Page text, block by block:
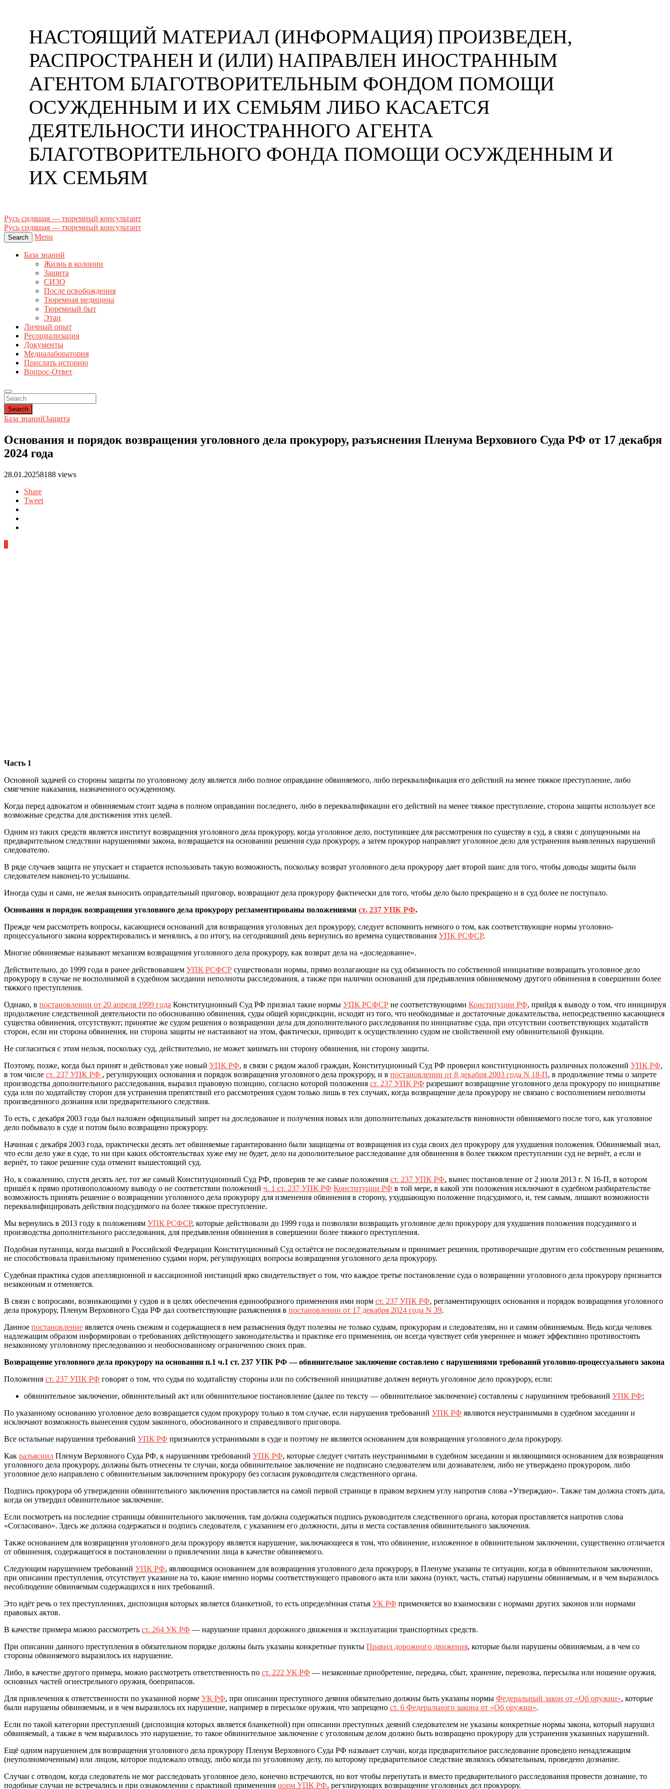
НАСТОЯЩИЙ МАТЕРИАЛ (ИНФОРМАЦИЯ) ПРОИЗВЕДЕН,
РАСПРОСТРАНЕН И (ИЛИ) НАПРАВЛЕН ИНОСТРАННЫМ
АГЕНТОМ БЛАГОТВОРИТЕЛЬНЫМ ФОНДОМ ПОМОЩИ
ОСУЖДЕННЫМ И ИХ СЕМЬЯМ ЛИБО КАСАЕТСЯ
ДЕЯТЕЛЬНОСТИ ИНОСТРАННОГО АГЕНТА
БЛАГОТВОРИТЕЛЬНОГО ФОНДА ПОМОЩИ ОСУЖДЕННЫМ И
ИХ СЕМЬЯМ
Русь сидящая — тюремный консультант
Русь сидящая — тюремный консультант
Search Menu
База знаний
Жизнь в колонии
Защита
СИЗО
После освобождения
Тюремная медицина
Тюремный быт
Этап
Личный опыт
Ресоциализация
Документы
Медиалаборатория
Прислать историю
Вопрос-Ответ
Search
База знанийЗащита
Основания и порядок возвращения уголовного дела прокурору, разъяснения Пленума Верховного Суда РФ от 17 декабря
2024 года
28.01.20258188 views
Share
Tweet
Часть 1
Основной задачей со стороны защиты по уголовному делу является либо полное оправдание обвиняемого, либо переквалификация его действий на менее тяжкое преступление, либо
смягчение наказания, назначенного осужденному.
Когда перед адвокатом и обвиняемым стоит задача в полном оправдании последнего, либо в переквалификации его действий на менее тяжкое преступление, сторона защиты использует все
возможные средства для достижения этих целей.
Одним из таких средств является институт возвращения уголовного дела прокурору, когда уголовное дело, поступившее для рассмотрения по существу в суд, в связи с допущенными на
предварительном следствии нарушениями закона, возвращается на основании решения суда прокурору, а затем прокурор направляет уголовное дело для устранения выявленных нарушений
следователю.
В ряде случаев защита не упускает и старается использовать такую возможность, поскольку возврат уголовного дела прокурору дает второй шанс для того, чтобы доводы защиты были
следователем наконец-то услышаны.
Иногда суды и сами, не желая выносить оправдательный приговор, возвращают дела прокурору фактически для того, чтобы дело было прекращено и в суд более не поступало.
Основания и порядок возвращения уголовного дела прокурору регламентированы положениями ст. 237 УПК РФ.
Прежде чем рассмотреть вопросы, касающиеся оснований для возвращения уголовных дел прокурору, следует вспомнить немного о том, как соответствующие нормы уголовно-
процессуального закона корректировались и менялись, а по итогу, на сегодняшний день вернулись во времена существования УПК РСФСР.
Многие обвиняемые называют механизм возвращения уголовного дела прокурору, как возврат дела на «доследование».
Действительно, до 1999 года в ранее действовавшем УПК РСФСР существовали нормы, прямо возлагающие на суд обязанность по собственной инициативе возвращать уголовное дело
прокурору в случае не восполнимой в судебном заседании неполноты расследования, а также при наличии оснований для предъявления обвиняемому другого обвинения в совершении более
тяжкого преступления.
Однако, в постановлении от 20 апреля 1999 года Конституционный Суд РФ признал такие нормы УПК РСФСР не соответствующими Конституции РФ, прийдя к выводу о том, что инициируя
продолжение следственной деятельности по обоснованию обвинения, суды общей юрисдикции, исходят из того, что необходимые и достаточные доказательства, непосредственно касающиеся
существа обвинения, отсутствуют; принятие же судом решения о возвращении дела для дополнительного расследования по инициативе суда, при отсутствии соответствующих ходатайств
сторон, если ни сторона обвинения, ни сторона защиты не настаивают на этом, фактически, приводит к осуществлению судом не свойственной ему обвинительной функции.
Не согласиться с этим нельзя, поскольку суд, действительно, не может занимать ни сторону обвинения, ни сторону защиты.
Поэтому, позже, когда был принят и действовал уже новый УПК РФ, в связи с рядом жалоб граждан, Конституционный Суд РФ проверил конституционность различных положений УПК РФ,
в том числе ст. 237 УПК РФ , регулирующих основания и порядок возвращения уголовного дела прокурору, и в постановлении от 8 декабря 2003 года N 18-П, в продолжение темы о запрете
производства дополнительного расследования, выразил правовую позицию, согласно которой положения ст. 237 УПК РФ разрешают возвращение уголовного дела прокурору по инициативе
суда или по ходатайству сторон для устранения препятствий его рассмотрения судом только лишь в тех случаях, когда возвращение дела прокурору не связано с восполнением неполноты
произведенного дознания или предварительного следствия.
То есть, с декабря 2003 года был наложен официальный запрет на доследование и получения новых или дополнительных доказательств виновности обвиняемого после того, как уголовное
дело побывало в суде и потом было возвращено прокурору.
Начиная с декабря 2003 года, практически десять лет обвиняемые гарантированно были защищены от возвращения из суда своих дел прокурору для ухудшения положения. Обвиняемый знал,
что если дело уже в суде, то ни при каких обстоятельствах хуже ему не будет, дело на дополнительное расследование для обвинения в более тяжком преступлении суд не вернёт, а если и
вернёт, то такое решение суда отменит вышестоящий суд.
Но, к сожалению, спустя десять лет, тот же самый Конституционный Суд РФ, проверив те же самые положения ст. 237 УПК РФ, вынес постановление от 2 июля 2013 г. N 16-П, в котором
пришёл к прямо противоположному выводу о не соответствии положений ч. 1 ст. 237 УПК РФ Конституции РФ в той мере, в какой эти положения исключают в судебном разбирательстве
возможность принять решение о возвращении уголовного дела прокурору для изменения обвинения в сторону, ухудшающую положение подсудимого, и, тем самым, лишают возможности
переквалифицировать действия подсудимого на более тяжкое преступление.
Мы вернулись в 2013 году к положениям УПК РСФСР, которые действовали до 1999 года и позволяли возвращать уголовное дело прокурору для ухудшения положения подсудимого и
производства дополнительного расследования, для предъявления обвинения в совершении более тяжкого преступления.
Подобная путаница, когда высший в Российской Федерации Конституционный Суд остаётся не последовательным и принимает решения, противоречащие другим его собственным решениям,
не способствовала правильному применению судами норм, регулирующих вопросы возвращения уголовного дела прокурору.
Судебная практика судов апелляционной и кассационной инстанций ярко свидетельствует о том, что каждое третье постановление суда о возвращении уголовного дела прокурору признается
незаконным и отменяется.
В связи с вопросами, возникающими у судов и в целях обеспечения единообразного применения ими норм ст. 237 УПК РФ, регламентирующих основания и порядок возвращения уголовного
дела прокурору, Пленум Верховного Суда РФ дал соответствующие разъяснения в постановлении от 17 декабря 2024 года N 39.
Данное постановление является очень свежим и содержащиеся в нем разъяснения будут полезны не только судьям, прокурорам и следователям, но и самим обвиняемым. Ведь когда человек
надлежащим образом информирован о требованиях действующего законодательства и практике его применения, он всегда чувствует себя увереннее и может эффективно противостоять
незаконному уголовному преследованию и необоснованному ограничению своих прав.
Возвращение уголовного дела прокурору на основании п.1 ч.1 ст. 237 УПК РФ — обвинительное заключение составлено с нарушениями требований уголовно-процессуального закона
Положения ст. 237 УПК РФ говорят о том, что судья по ходатайству стороны или по собственной инициативе должен вернуть уголовное дело прокурору, если:
обвинительное заключение, обвинительный акт или обвинительное постановление (далее по тексту — обвинительное заключение) составлены с нарушением требований УПК РФ;
По указанному основанию уголовное дело возвращается судом прокурору только в том случае, если нарушения требований УПК РФ являются неустранимыми в судебном заседании и
исключают возможность вынесения судом законного, обоснованного и справедливого приговора.
Все остальные нарушения требований УПК РФ признаются устранимыми в суде и поэтому не являются основанием для возвращения уголовного дела прокурору.
Как разъяснил Пленум Верховного Суда РФ, к нарушениям требований УПК РФ, которые следует считать неустранимыми в судебном заседании и являющимися основанием для возвращения
уголовного дела прокурору, должны быть отнесены те случаи, когда обвинительное заключение не подписано следователем или дознавателем, либо не утверждено прокурором, либо
уголовное дело направлено с обвинительным заключением прокурору без согласия руководителя следственного органа.
Подпись прокурора об утверждении обвинительного заключения проставляется на самой первой странице в правом верхнем углу напротив слова «Утверждаю». Также там должна стоять дата,
когда он утвердил обвинительное заключение.
Если посмотреть на последние страницы обвинительного заключения, там должна содержаться подпись руководителя следственного органа, которая проставляется напротив слова
«Согласовано». Здесь же должна содержаться и подпись следователя, с указанием его должности, даты и места составления обвинительного заключения.
Также основанием для возвращения уголовного дела прокурору является нарушение, заключающееся в том, что обвинение, изложенное в обвинительном заключении, существенно отличается
от обвинения, содержащегося в постановлении о привлечении лица в качестве обвиняемого.
Следующим нарушением требований УПК РФ, являющимся основанием для возвращения уголовного дела прокурору, в Пленуме указаны те ситуации, когда в обвинительном заключении,
при описании преступления, отсутствует указание на то, какие именно нормы соответствующего правового акта или закона (пункт, часть, статья) нарушены обвиняемым, и в чем выразилось
несоблюдение обвиняемым содержащихся в них требований.
Это идёт речь о тех преступлениях, диспозиция которых является бланкетной, то есть определённая статья УК РФ применяется во взаимосвязи с нормами других законов или нормами
правовых актов.
В качестве примера можно рассмотреть ст. 264 УК РФ — нарушение правил дорожного движения и эксплуатации транспортных средств.
При описании данного преступления в обязательном порядке должны быть указаны конкретные пункты Правил дорожного движения, которые были нарушены обвиняемым, а в чем со
стороны обвиняемого выразилось их нарушение.
Либо, в качестве другого примера, можно рассмотреть ответственность по ст. 222 УК РФ — незаконные приобретение, передача, сбыт, хранение, перевозка, пересылка или ношение оружия,
основных частей огнестрельного оружия, боеприпасов.
Для привлечения к ответственности по указанной норме УК РФ, при описании преступного деяния обязательно должны быть указаны нормы Федеральный закон от «Об оружии», которые
были нарушены обвиняемым, и в чем выразилось их нарушение, например в пересылке оружия, что запрещено ст. 6 Федерального закона от «Об оружии».
Если по такой категории преступлений (диспозиция которых является бланкетной) при описании преступных деяний следователем не указаны конкретные нормы закона, который нарушил
обвиняемый, а также в чем выразилось это нарушение, то такое обвинительное заключение с уголовным делом должно быть возвращено прокурору для устранения указанных нарушений.
Ещё одним нарушением для возвращения уголовного дела прокурору Пленум Верховного Суда РФ называет случаи, когда предварительное расследование проведено ненадлежащим
(неуполномоченным) или лицом, которое подлежало отводу, либо когда по уголовному делу, по которому предварительное следствие являлось обязательным, проведено дознание.
Случаи с отводом, когда следователь не мог расследовать уголовное дело, конечно встречаются, но вот чтобы перепутать и вместо предварительного расследования провести дознание, то
подобные случаи не встречались и при ознакомлении с практикой применения норм УПК РФ, регулирующих возвращение уголовных дел прокурору.